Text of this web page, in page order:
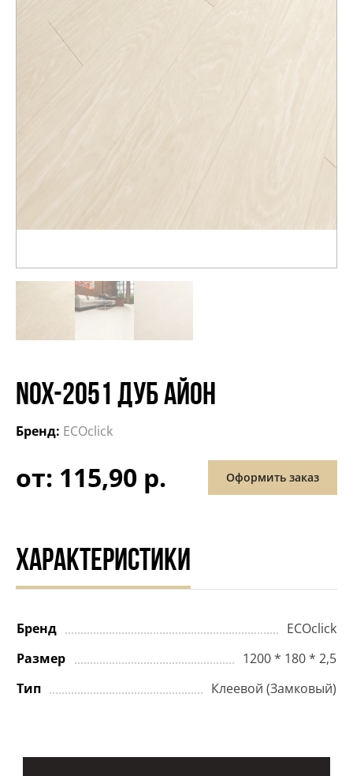
NOX-2051 ДУБ АЙОН
Бренд: ECOclick
от: 115,90 р. Оформить заказ
ХАРАКТЕРИСТИКИ
Бренд
ECOclick
Размер
1200 * 180 * 2,5
Тип
Клеевой (Замковый)
Распродажа